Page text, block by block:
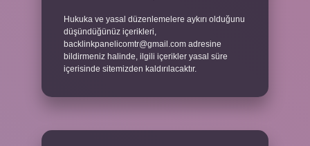
Hukuka ve yasal düzenlemelere aykırı olduğunu
düşündüğünüz içerikleri,
backlinkpanelicomtr@gmail.com adresine
bildirmeniz halinde, ilgili içerikler yasal süre
içerisinde sitemizden kaldırılacaktır.